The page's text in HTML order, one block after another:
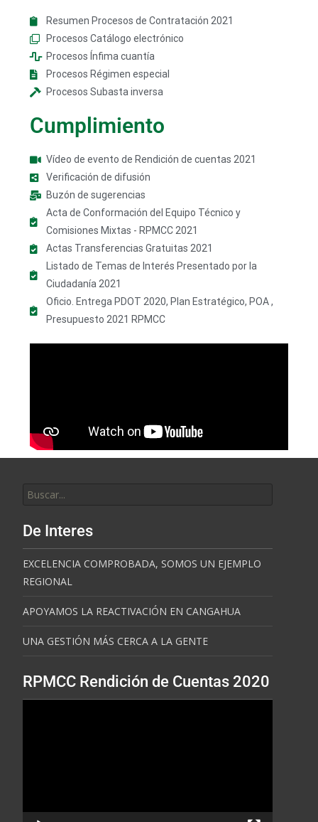
Resumen Procesos de Contratación 2021
Procesos Catálogo electrónico
Procesos Ínfima cuantía
Procesos Régimen especial
Procesos Subasta inversa
Cumplimiento
Vídeo de evento de Rendición de cuentas 2021
Verificación de difusión
Buzón de sugerencias
Acta de Conformación del Equipo Técnico y
Comisiones Mixtas - RPMCC 2021
Actas Transferencias Gratuitas 2021
Listado de Temas de Interés Presentado por la
Ciudadanía 2021
Oficio. Entrega PDOT 2020, Plan Estratégico, POA ,
Presupuesto 2021 RPMCC
De Interes
EXCELENCIA COMPROBADA, SOMOS UN EJEMPLO
REGIONAL
APOYAMOS LA REACTIVACIÓN EN CANGAHUA
UNA GESTIÓN MÁS CERCA A LA GENTE
RPMCC Rendición de Cuentas 2020